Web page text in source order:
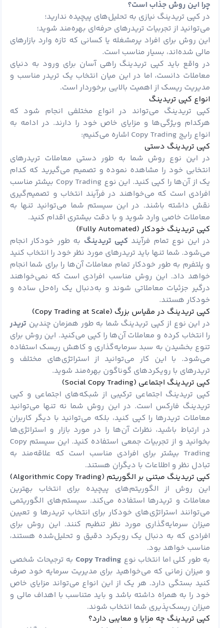
چرا این روش جذاب است؟
در کپی تریدینگ نیازی به تحلیل‌های پیچیده ندارید؛
می‌توانید از تجربیات تریدرهای حرفه‌ای بهره‌مند شوید؛
این روش برای افراد پرمشغله یا کسانی که تازه وارد بازارهای
مالی شده‌اند، بسیار مناسب است.
در واقع باید کپی تریدینگ راهی آسان برای ورود به دنیای
معاملات دانست، اما در این میان انتخاب یک تریدر مناسب و
مدیریت ریسک از اهمیت بالایی برخوردار است.
انواع کپی تریدینگ
کپی تریدینگ می‌تواند در انواع مختلفی انجام شود که
هرکدام ویژگی‌ها و مزایای خاص خود را دارند. در ادامه به
انواع رایج Copy Trading اشاره می‌کنیم:
کپی تریدینگ دستی
در این نوع روش شما به‌ طور دستی معاملات تریدرهای
انتخابی خود را مشاهده نموده و تصمیم می‌گیرید که کدام
یک از آن‌ها را کپی کنید. این نوع Copy Trading بیشتر مناسب
افرادی است که می‌خواهند در فرآیند انتخاب و تصمیم‌گیری
نقش داشته باشند. در این سیستم شما می‌توانید تنها به
معاملات خاصی وارد شوید و با دقت بیشتری اقدام کنید.
کپی تریدینگ خودکار (Fully Automated)
در این نوع تمام فرآیند کپی تریدینگ به‌ طور خودکار انجام
می‌شود. شما تنها باید تریدرهای مورد نظر خود را انتخاب کنید
و پلتفرم به‌ طور خودکار تمام معاملات آن‌ها را برای شما انجام
خواهد داد. این روش مناسب افرادی است که نمی‌خواهند
درگیر جزئیات معاملاتی شوند و به‌دنبال یک راه‌حل ساده و
خودکار هستند.
کپی تریدینگ در مقیاس بزرگ (Copy Trading at Scale)
در این نوع از کپی تریدینگ شما به‌ طور همزمان چندین تریدر
را انتخاب کرده و معاملات آن‌ها را کپی می‌کنید. این روش برای
تنوع بخشیدن به سبد سرمایه‌گذاری و کاهش ریسک استفاده
می‌شود. با این کار می‌توانید از استراتژی‌های مختلف و
تریدرهای با رویکردهای گوناگون بهره‌مند شوید.
کپی تریدینگ اجتماعی (Social Copy Trading)
کپی تریدینگ اجتماعی ترکیبی از شبکه‌های اجتماعی و کپی
تریدینگ فارکس است. در این روش شما نه‌ تنها می‌توانید
معاملات تریدرها را کپی کنید، بلکه می‌توانید با دیگر کاربران
در ارتباط باشید، نظرات آن‌ها را در مورد بازار و استراتژی‌ها
بخوانید و از تجربیات جمعی استفاده کنید. این سیستم Copy
Trading بیشتر برای افرادی مناسب است که علاقه‌مند به
تبادل نظر و اطلاعات با دیگران هستند.
کپی تریدینگ مبتنی بر الگوریتم (Algorithmic Copy Trading)
این روش از الگوریتم‌های پیچیده برای انتخاب بهترین
معاملات و تریدرها استفاده می‌کند. سیستم‌های الگوریتمی
می‌توانند استراتژی‌های خودکار برای انتخاب تریدرها و تعیین
میزان سرمایه‌گذاری مورد نظر تنظیم کنند. این روش برای
افرادی که به دنبال یک رویکرد دقیق و تحلیل‌شده هستند،
مناسب خواهد بود.
به طور کلی اما انتخاب نوع Copy Trading به ترجیحات شخصی
و میزان زمانی که می‌خواهید برای مدیریت سرمایه خود صرف
کنید بستگی دارد. هر یک از این انواع می‌تواند مزایای خاص
خود را به همراه داشته باشد و باید متناسب با اهداف مالی و
میزان ریسک‌پذیری شما انتخاب شوند.
کپی تریدینگ چه مزایا و معایبی دارد؟